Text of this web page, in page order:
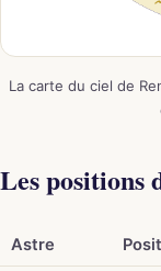
La carte du ciel de
Les positions
Astre